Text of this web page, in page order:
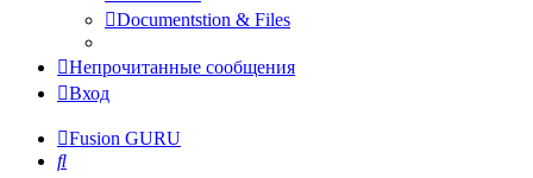
Documentstion & Files
Непрочитанные сообщения
Вход
Fusion GURU
Поиск